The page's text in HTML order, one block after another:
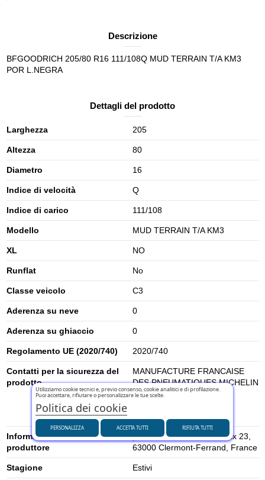
Descrizione
BFGOODRICH 205/80 R16 111/108Q MUD TERRAIN T/A KM3
POR L.NEGRA
Dettagli del prodotto
Larghezza 205
Altezza 80
Diametro 16
Indice di velocità Q
Indice di carico 111/108
Modello MUD TERRAIN T/A KM3
XL NO
Runflat No
Classe veicolo C3
Aderenza su neve 0
Aderenza su ghiaccio 0
Regolamento UE (2020/740) 2020/740
Contatti per la sicurezza del
prodotto
MANUFACTURE FRANCAISE
DES PNEUMATIQUES MICHELIN
- contact@tc.michelin.eu
Informazioni di sicurezza del
produttore
place des Carmes-Déchaux 23,
63000 Clermont-Ferrand, France
Stagione Estivi
Utilizziamo cookie tecnici e, previo consenso, cookie analitici e di profilazione.
Puoi accettare, rifiutare o personalizzare le tue scelte.
Politica dei cookie
PERSONALIZZA RIFIUTA TUTTI
ACCETTA TUTTI